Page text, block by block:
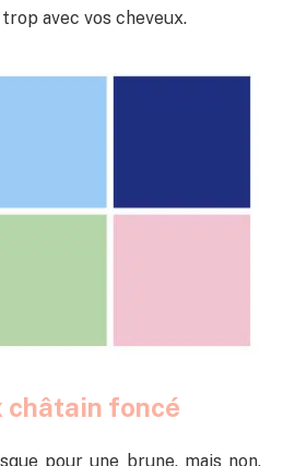
avec vos cheveux.
châtain foncé
pour une brune, mais non,